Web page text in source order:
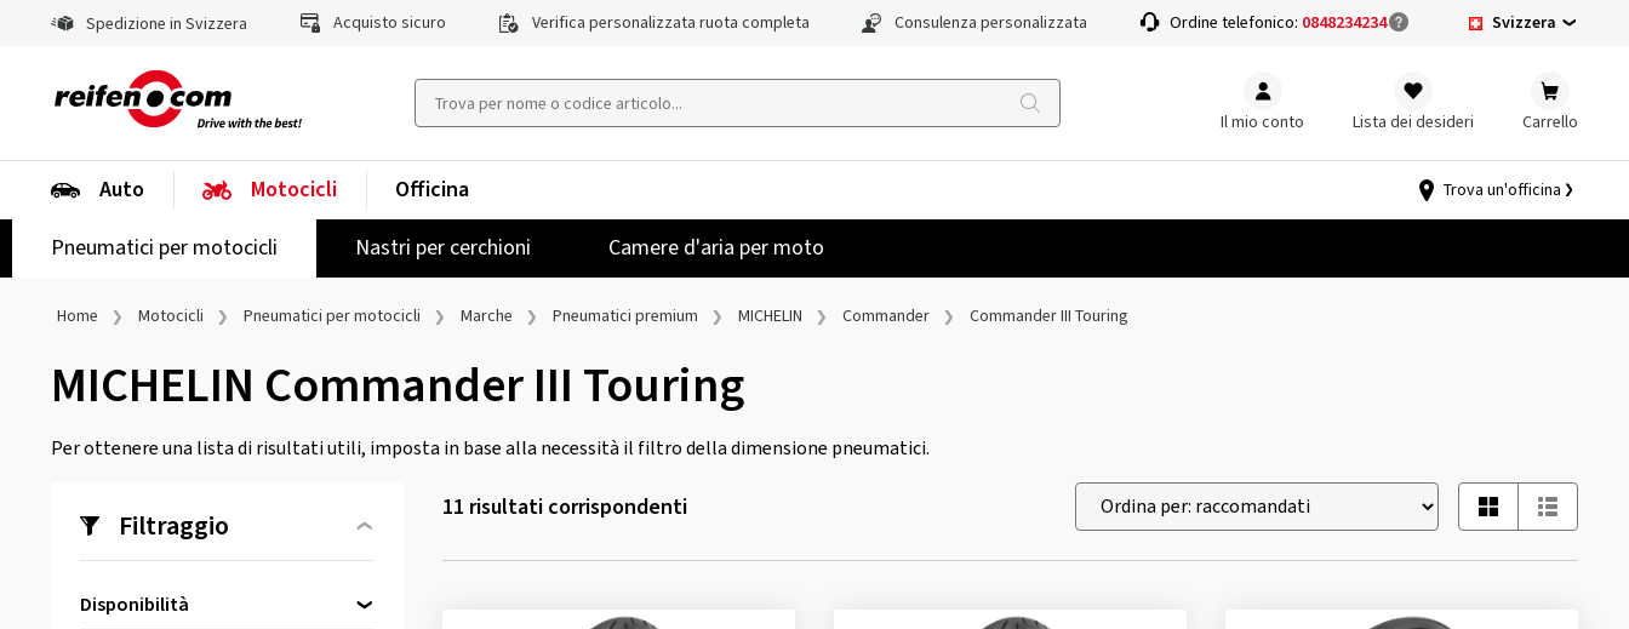
Spedizione in Svizzera Acquisto sicuro Verifica personalizzata ruota completa Consulenza personalizzata Ordine telefonico: 0848234234 Svizzera
Il mio conto Lista dei desideri Carrello
Auto
Motocicli
Pneumatici per motocicli
Nastri per cerchioni Camere d'aria per moto
Officina Trova un'officina
Home Motocicli Pneumatici per motocicli Marche Pneumatici premium MICHELIN Commander Commander III Touring
MICHELIN Commander III Touring
Per ottenere una lista di risultati utili, imposta in base alla necessità il filtro della dimensione pneumatici.
Filtraggio
Disponibilità
11 risultati corrispondenti